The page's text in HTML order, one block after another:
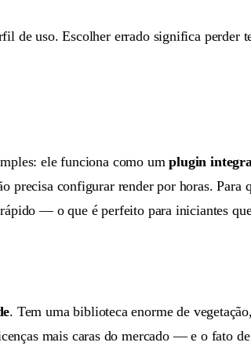
de uso. Escolher errado significa perder
ele funciona como umplugin
precisa configurar render por horas.
— o que é perfeito para iniciantes
. Tem uma biblioteca enorme de
mais caras do mercado — e o fato